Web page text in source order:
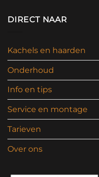
DIRECT NAAR
Kachels en haarden
Onderhoud
Info en tips
Service en montage
Tarieven
Over ons